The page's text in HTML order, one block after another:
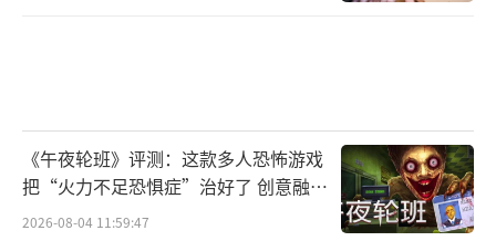
《午夜轮班》评测：这款多人恐怖游戏
把“火力不足恐惧症”治好了 创意融合
超商经营与怪谈
2026-08-04 11:59:47